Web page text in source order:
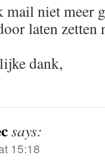
niet meer
laten
dank,
says:
15:18